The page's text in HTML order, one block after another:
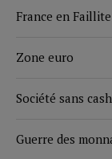
France en Faillite
Zone euro
Société sans cash
Guerre des